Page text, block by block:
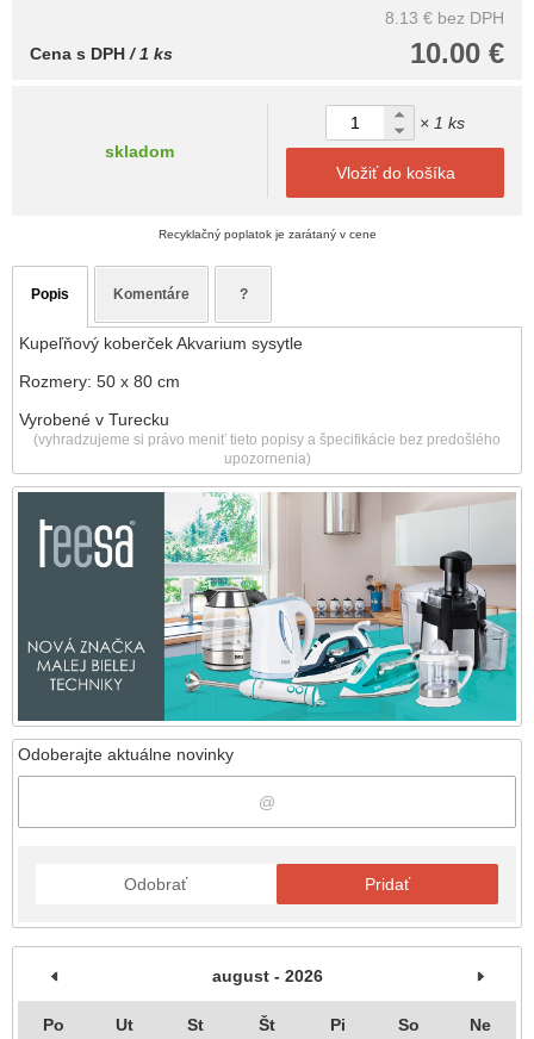
Odoberajte aktuálne novinky
Odobrať Pridať
august - 2026
Po Ut St Št Pi So Ne
8.13 € bez DPH
10.00 €
Cena s DPH/ 1 ks
skladom
× 1 ks
Vložiť do košíka
Recyklačný poplatok je zarátaný v cene
Popis Komentáre ?
Kupeľňový koberček Akvarium sysytle
Rozmery: 50 x 80 cm
Vyrobené v Turecku
(vyhradzujeme si právo meniť tieto popisy a špecifikácie bez predošlého
upozornenia)